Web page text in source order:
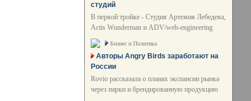
студий
В первой тройке - Студия Артемия Лебедева,
Actis Wunderman и ADV/web-engineering
Бизнес и Политика
Авторы Angry Birds заработают на
России
Rovio рассказала о планах экспансии рынка
через парки и брендированную продукцию